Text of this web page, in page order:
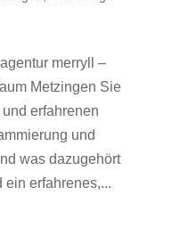
merryll –
Metzingen Sie
erfahrenen
und
was dazugehört
ein erfahrenes,...